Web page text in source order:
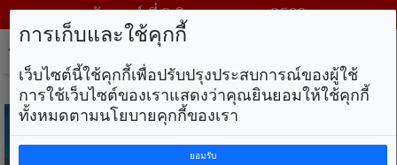
วันเสาร์ ที่ 8 สิงหาคม พ.ศ. 2569
การเก็บและใช้คุกกี้
เว็บไซต์นี้ใช้คุกกี้เพื่อปรับปรุงประสบการณ์ของผู้ใช้
การใช้เว็บไซต์ของเราแสดงว่าคุณยินยอมให้ใช้คุกกี้
ทั้งหมดตามนโยบายคุกกี้ของเรา
ยอมรับ